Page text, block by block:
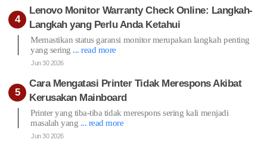
Lenovo Monitor Warranty Check Online: Langkah-
Langkah yang Perlu Anda Ketahui
Memastikan status garansi monitor merupakan langkah penting
yang sering ... read more
Jun 30 2026
Cara Mengatasi Printer Tidak Merespons Akibat
Kerusakan Mainboard
Printer yang tiba-tiba tidak merespons sering kali menjadi
masalah yang ... read more
Jun 30 2026